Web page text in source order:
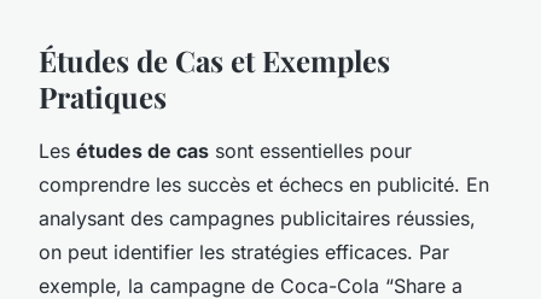
Études de Cas et Exemples
Pratiques
Les études de cas sont essentielles pour
comprendre les succès et échecs en publicité. En
analysant des campagnes publicitaires réussies,
on peut identifier les stratégies efficaces. Par
exemple, la campagne de Coca-Cola “Share a